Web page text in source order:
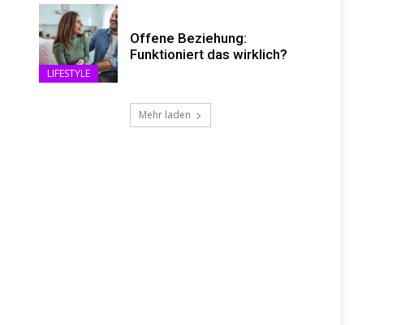
LIFESTYLE
Offene Beziehung:
Funktioniert das wirklich?
Mehr laden